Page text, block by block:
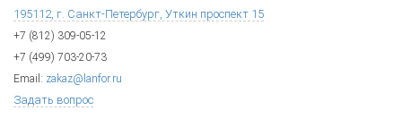
195112, г. Санкт-Петербург, Уткин проспект 15
+7 (812) 309-05-12
+7 (499) 703-20-73
Email: zakaz@lanfor.ru
Задать вопрос